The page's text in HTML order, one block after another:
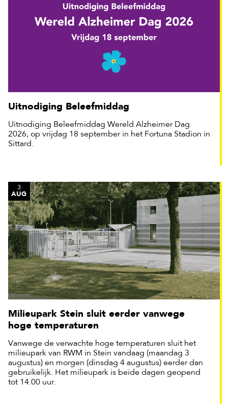
Uitnodiging Beleefmiddag
Uitnodiging Beleefmiddag Wereld Alzheimer Dag
2026, op vrijdag 18 september in het Fortuna Stadion in
Sittard.
Milieupark Stein sluit eerder vanwege
hoge temperaturen
3
AUG
Vanwege de verwachte hoge temperaturen sluit het
milieupark van RWM in Stein vandaag (maandag 3
augustus) en morgen (dinsdag 4 augustus) eerder dan
gebruikelijk. Het milieupark is beide dagen geopend
tot 14.00 uur.